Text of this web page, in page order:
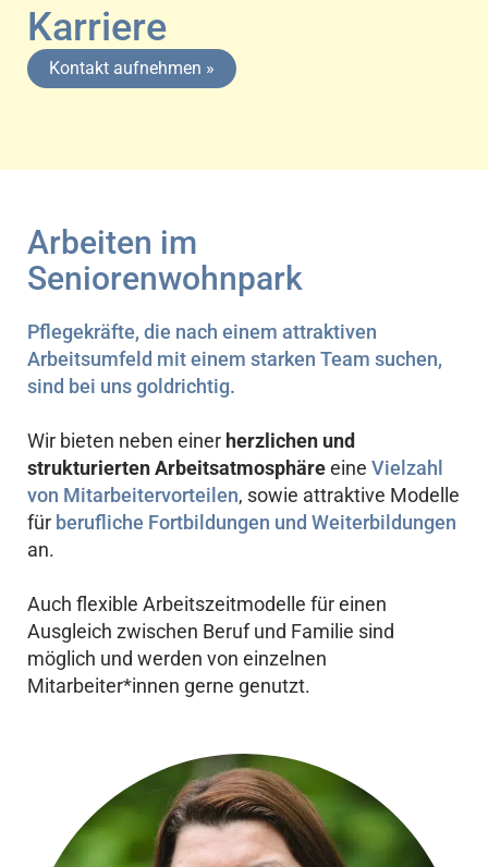
Karriere
Kontakt aufnehmen »
Arbeiten im
Seniorenwohnpark
Pflegekräfte, die nach einem attraktiven
Arbeitsumfeld mit einem starken Team suchen,
sind bei uns goldrichtig.
Wir bieten neben einer herzlichen und
strukturierten Arbeitsatmosphäreeine Vielzahl
von Mitarbeitervorteilen, sowie attraktive Modelle
für berufliche Fortbildungen und Weiterbildungen
an.
Auch flexible Arbeitszeitmodelle für einen
Ausgleich zwischen Beruf und Familie sind
möglich und werden von einzelnen
Mitarbeiter*innen gerne genutzt.